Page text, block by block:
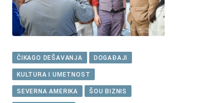
ČIKAGO DEŠAVANJA DOGAĐAJI
KULTURA I UMETNOST
SEVERNA AMERIKA ŠOU BIZNIS